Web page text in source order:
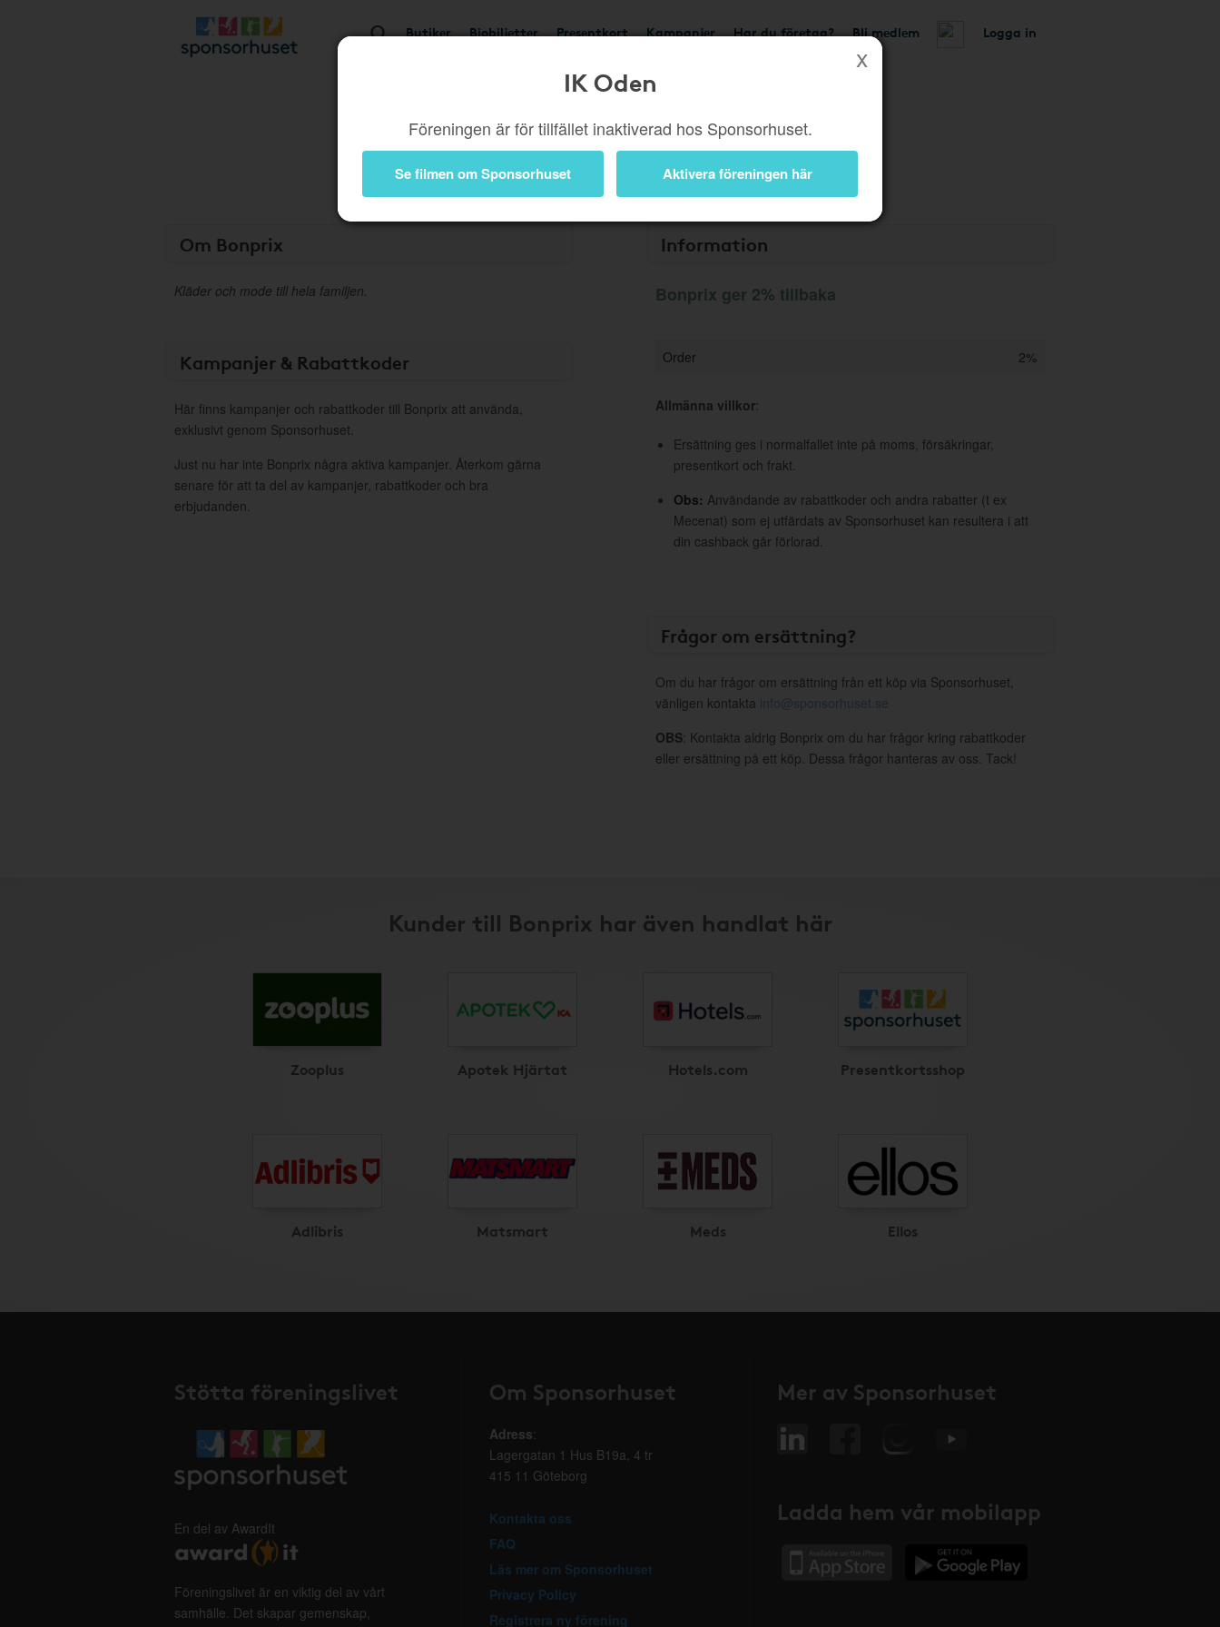
Butiker Biobiljetter Presentkort Kampanjer Har du företag? Bli medlem Logga in
IK Oden
Föreningen är för tillfället inaktiverad hos Sponsorhuset.
Se filmen om Sponsorhuset Aktivera föreningen här
Ger 2% Besök butik
Om Bonprix
Kläder och mode till hela familjen.
Kampanjer & Rabattkoder
Här finns kampanjer och rabattkoder till Bonprix att använda,
exklusivt genom Sponsorhuset.
Just nu har inte Bonprix några aktiva kampanjer. Återkom gärna
senare för att ta del av kampanjer, rabattkoder och bra
erbjudanden.
Information
Bonprix ger 2% tillbaka
Order 2%
Allmänna villkor:
Ersättning ges i normalfallet inte på moms, försäkringar,
presentkort och frakt.
Obs: Användande av rabattkoder och andra rabatter (t ex
Mecenat) som ej utfärdats av Sponsorhuset kan resultera i att
din cashback går förlorad.
Frågor om ersättning?
Om du har frågor om ersättning från ett köp via Sponsorhuset,
vänligen kontakta info@sponsorhuset.se
OBS: Kontakta aldrig Bonprix om du har frågor kring rabattkoder
eller ersättning på ett köp. Dessa frågor hanteras av oss. Tack!
Kunder till Bonprix har även handlat här
Zooplus Apotek Hjärtat Hotels.com Presentkortsshop
Adlibris Matsmart Meds Ellos
Stötta föreningslivet
En del av AwardIt
Föreningslivet är en viktig del av vårt
samhälle. Det skapar gemenskap,
Om Sponsorhuset
Adress:
Lagergatan 1 Hus B19a, 4 tr
415 11 Göteborg
Kontakta oss
FAQ
Läs mer om Sponsorhuset
Privacy Policy
Registrera ny förening
Mer av Sponsorhuset
Ladda hem vår mobilapp